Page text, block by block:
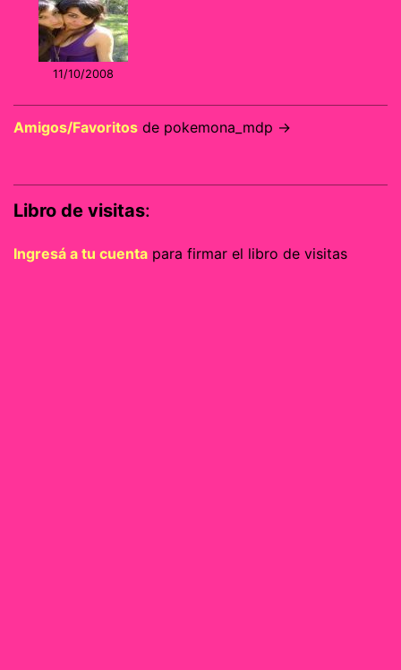
11/10/2008
Amigos/Favoritos de pokemona_mdp →
Libro de visitas:
Ingresá a tu cuenta para firmar el libro de visitas